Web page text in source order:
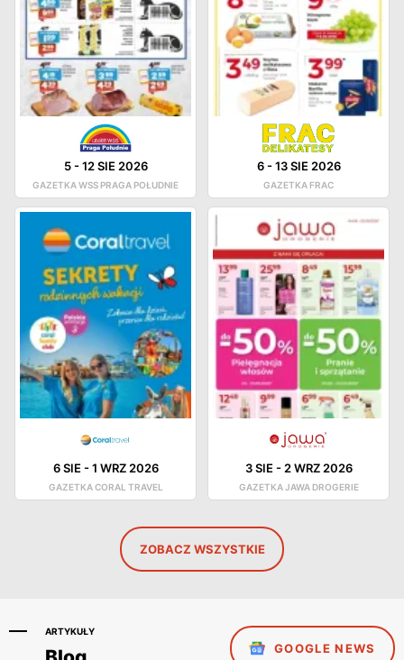
5-12 SIE 2026
GAZETKA WSS PRAGA POŁUDNIE
6-13 SIE 2026
GAZETKA FRAC
6 SIE -1 WRZ 2026
GAZETKA CORAL TRAVEL
3 SIE - 2 WRZ 2026
GAZETKA JAWA DROGERIE
ZOBACZ WSZYSTKIE
ARTYKUŁY
GOOGLE NEWS